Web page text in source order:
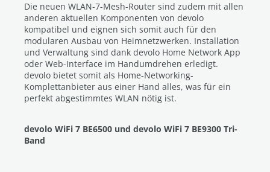
Die neuen WLAN-7-Mesh-Router sind zudem mit allen
anderen aktuellen Komponenten von devolo
kompatibel und eignen sich somit auch für den
modularen Ausbau von Heimnetzwerken. Installation
und Verwaltung sind dank devolo Home Network App
oder Web-Interface im Handumdrehen erledigt.
devolo bietet somit als Home-Networking-
Komplettanbieter aus einer Hand alles, was für ein
perfekt abgestimmtes WLAN nötig ist.
devolo WiFi 7 BE6500 und devolo WiFi 7 BE9300 Tri-
Band